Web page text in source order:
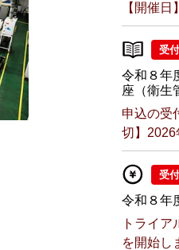
【開催
受
令和８年
座（衛生
申込の受
切】2026
受
令和８年
トライ
を開始し